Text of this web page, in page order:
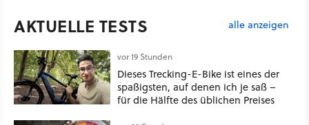
AKTUELLE TESTS alle anzeigen
vor 19 Stunden
Dieses Trecking-E-Bike ist eines der
spaßigsten, auf denen ich je saß –
für die Hälfte des üblichen Preises